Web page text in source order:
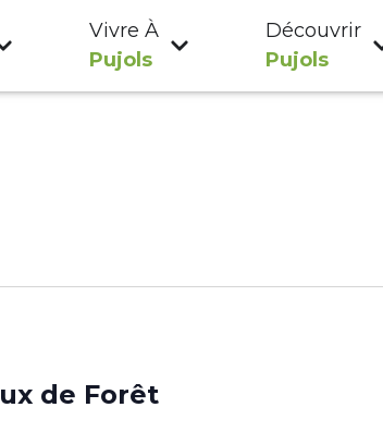
Vivre À
Pujols
Découvrir
Pujols
de Forêt